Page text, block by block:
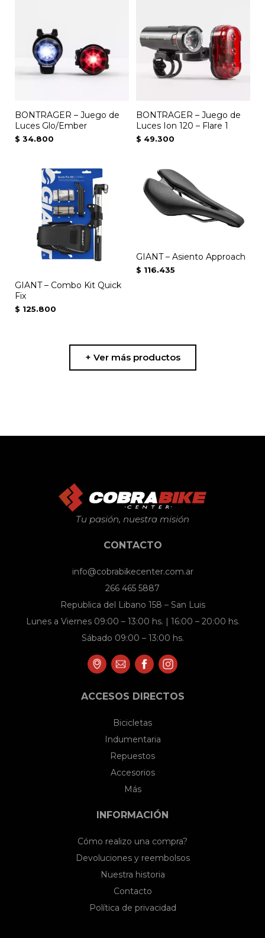
BONTRAGER – Juego de
Luces Glo/Ember
$ 34.800
BONTRAGER – Juego de
Luces Ion 120 – Flare 1
$ 49.300
GIANT – Combo Kit Quick
Fix
$ 125.800
GIANT – Asiento Approach
$ 116.435
+ Ver más productos
Tu pasión, nuestra misión
CONTACTO
info@cobrabikecenter.com.ar
266 465 5887
Republica del Libano 158 – San Luis
Lunes a Viernes 09:00 – 13:00 hs. | 16:00 – 20:00 hs.
Sábado 09:00 – 13:00 hs.
ACCESOS DIRECTOS
Bicicletas
Indumentaria
Repuestos
Accesorios
Más
INFORMACIÓN
Cómo realizo una compra?
Devoluciones y reembolsos
Nuestra historia
Contacto
Política de privacidad